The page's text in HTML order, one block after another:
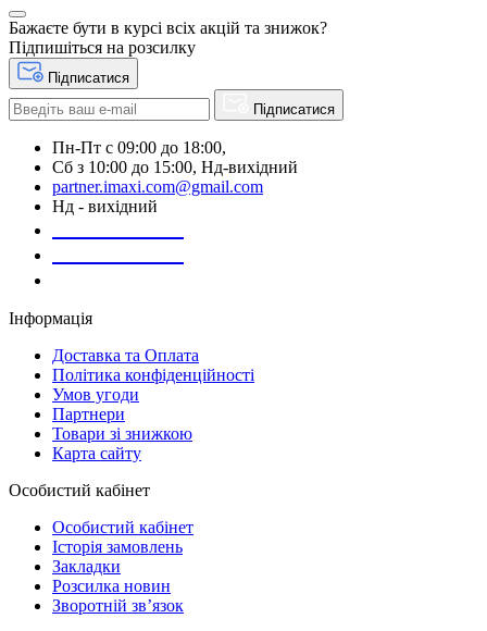
Бажаєте бути в курсі всіх акцій та знижок?
Підпишіться на розсилку
Підписатися
Підписатися
Пн-Пт с 09:00 до 18:00,
Сб з 10:00 до 15:00, Нд-вихідний
partner.imaxi.com@gmail.com
Нд - вихідний
Інформація
Доставка та Оплата
Політика конфіденційності
Умов угоди
Партнери
Товари зі знижкою
Карта сайту
Особистий кабінет
Особистий кабінет
Історія замовлень
Закладки
Розсилка новин
Зворотній зв’язок